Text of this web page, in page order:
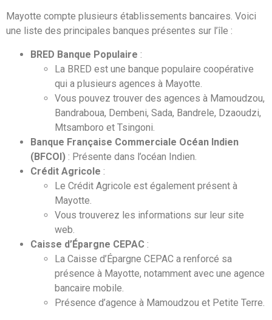
Mayotte compte plusieurs établissements bancaires. Voici
une liste des principales banques présentes sur l’île :
BRED Banque Populaire :
La BRED est une banque populaire coopérative
qui a plusieurs agences à Mayotte.
Vous pouvez trouver des agences à Mamoudzou,
Bandraboua, Dembeni, Sada, Bandrele, Dzaoudzi,
Mtsamboro et Tsingoni.
Banque Française Commerciale Océan Indien
(BFCOI) : Présente dans l’océan Indien.
Crédit Agricole :
Le Crédit Agricole est également présent à
Mayotte.
Vous trouverez les informations sur leur site
web.
Caisse d’Épargne CEPAC :
La Caisse d’Épargne CEPAC a renforcé sa
présence à Mayotte, notamment avec une agence
bancaire mobile.
Présence d’agence à Mamoudzou et Petite Terre.